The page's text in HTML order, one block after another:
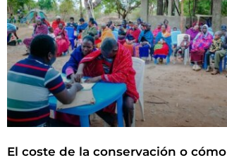
El coste de la conservación o cómo